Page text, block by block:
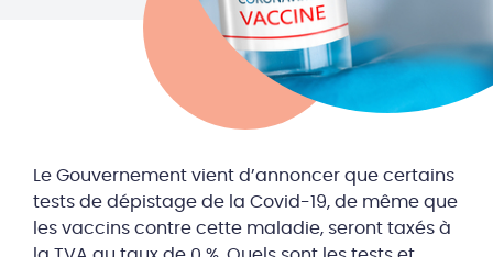
Le Gouvernement vient d’annoncer que certains
tests de dépistage de la Covid-19, de même que
les vaccins contre cette maladie, seront taxés à